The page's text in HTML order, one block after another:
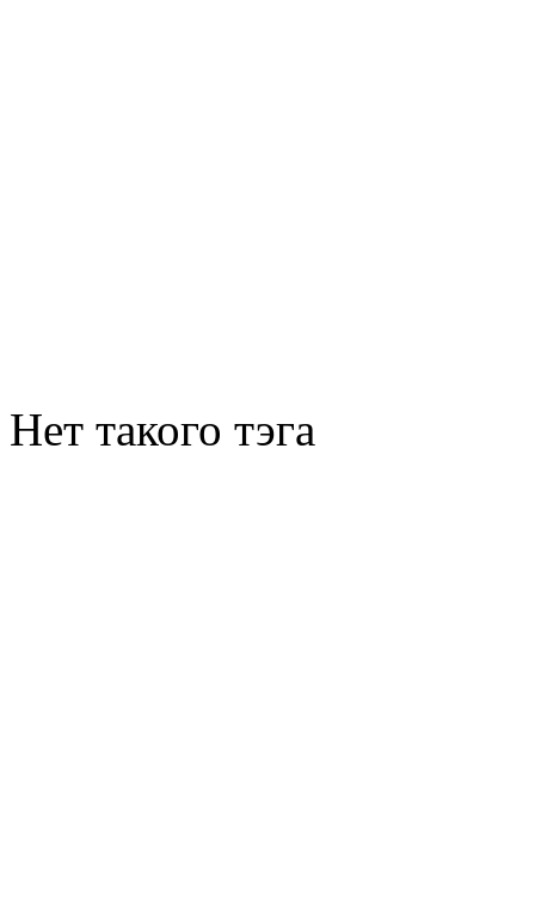
Нет такого тэга